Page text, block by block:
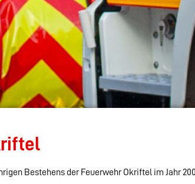
Bestehens der Feuerwehr Okriftel im Jahr